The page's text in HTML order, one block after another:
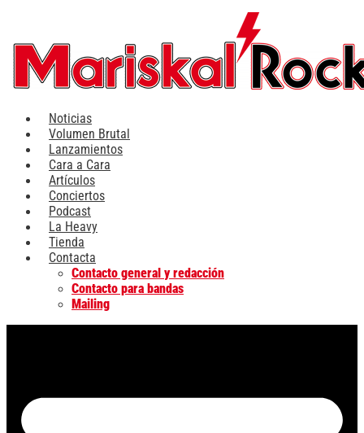
contenido
Noticias
Volumen Brutal
Lanzamientos
Cara a Cara
Artículos
Conciertos
Podcast
La Heavy
Tienda
Contacta
Contacto general y redacción
Contacto para bandas
Mailing